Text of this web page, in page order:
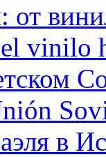
от
vinilo
в